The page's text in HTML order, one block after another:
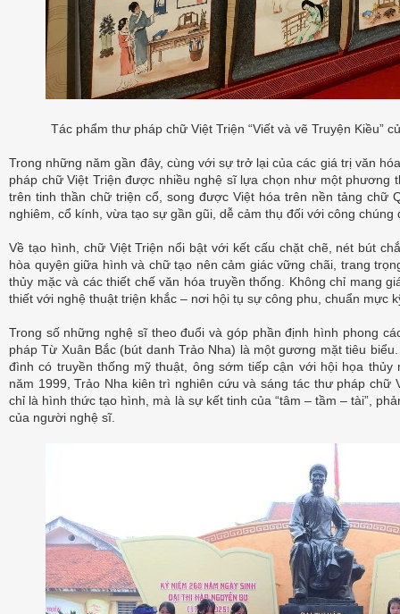
Tác phẩm thư pháp chữ Việt Triện “Viết và vẽ Truyện Kiều”
Trong những năm gần đây, cùng với sự trở lại của các giá trị văn
pháp chữ Việt Triện được nhiều nghệ sĩ lựa chọn như một phương
trên tinh thần chữ triện cổ, song được Việt hóa trên nền tảng chữ
nghiêm, cổ kính, vừa tạo sự gần gũi, dễ cảm thụ đối với công chúng
Về tạo hình, chữ Việt Triện nổi bật với kết cấu chặt chẽ, nét bút
hòa quyện giữa hình và chữ tạo nên cảm giác vững chãi, trang
thủy mặc và các thiết chế văn hóa truyền thống. Không chỉ mang
thiết với nghệ thuật triện khắc – nơi hội tụ sự công phu, chuẩn mực
Trong số những nghệ sĩ theo đuổi và góp phần định hình phong
pháp Từ Xuân Bắc (bút danh Trảo Nha) là một gương mặt tiêu
đình có truyền thống mỹ thuật, ông sớm tiếp cận với hội họa
năm 1999, Trảo Nha kiên trì nghiên cứu và sáng tác thư pháp chữ
chỉ là hình thức tạo hình, mà là sự kết tinh của “tâm – tầm – tài”,
của người nghệ sĩ.